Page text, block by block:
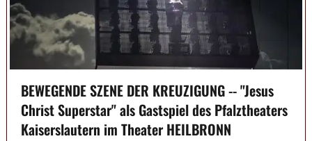
BEWEGENDE SZENE DER KREUZIGUNG -- "Jesus
Christ Superstar" als Gastspiel des Pfalztheaters
Kaiserslautern im Theater HEILBRONN